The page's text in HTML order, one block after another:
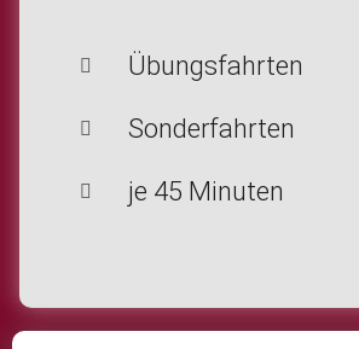
Übungsfahrten
Sonderfahrten
je 45 Minuten